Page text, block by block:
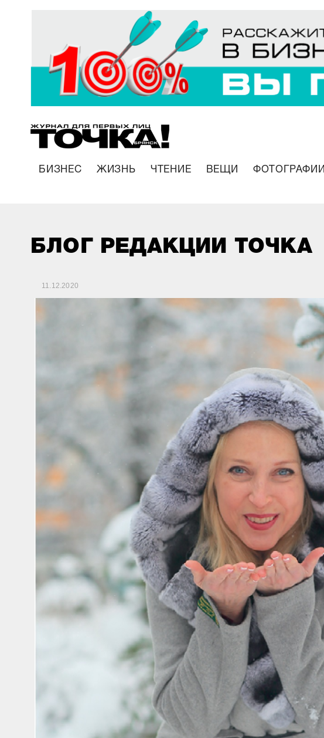
БИЗНЕС ЖИЗНЬ ЧТЕНИЕ ВЕЩИ ФОТОГРАФИИ
БЛОГ РЕДАКЦИИ ТОЧКА
11.12.2020